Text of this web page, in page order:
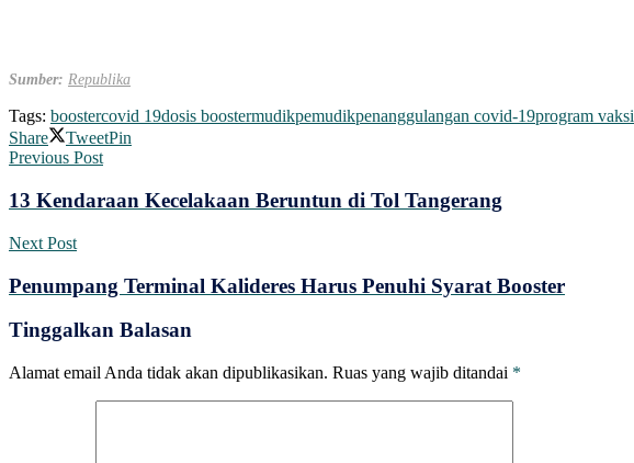
Sumber: Republika
Tags: boostercovid 19dosis boostermudikpemudikpenanggulangan covid-19program
Share
TweetPin
Previous Post
13 Kendaraan Kecelakaan Beruntun di Tol Tangerang
Next Post
Penumpang Terminal Kalideres Harus Penuhi Syarat Booster
Tinggalkan Balasan
Alamat email Anda tidak akan dipublikasikan. Ruas yang wajib ditandai *